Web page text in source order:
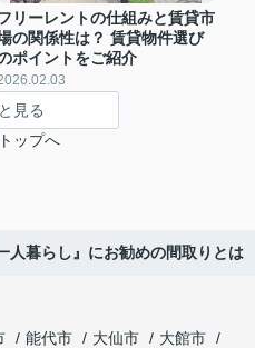
リーレントの仕組みと賃貸市
の関係性は？ 賃貸物件選び
ポイントをご紹介
見る
ップへ
人暮らし』にお勧めの間取りとは
能代市 大仙市
大館市